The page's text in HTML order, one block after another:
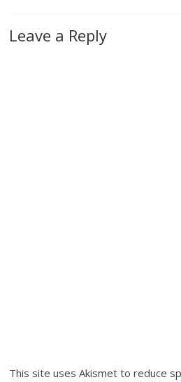
Leave a Reply
This site uses Akismet to reduce